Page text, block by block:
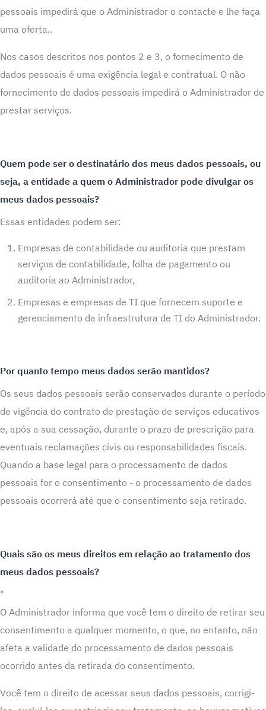
pessoais impedirá que o Administrador o contacte e lhe faça
uma oferta..
Nos casos descritos nos pontos 2 e 3, o fornecimento de
dados pessoais é uma exigência legal e contratual. O não
fornecimento de dados pessoais impedirá o Administrador de
prestar serviços.
Quem pode ser o destinatário dos meus dados pessoais, ou
seja, a entidade a quem o Administrador pode divulgar os
meus dados pessoais?
Essas entidades podem ser:
Empresas de contabilidade ou auditoria que prestam
serviços de contabilidade, folha de pagamento ou
auditoria ao Administrador,
Empresas e empresas de TI que fornecem suporte e
gerenciamento da infraestrutura de TI do Administrador.
Por quanto tempo meus dados serão mantidos?
Os seus dados pessoais serão conservados durante o período
de vigência do contrato de prestação de serviços educativos
e, após a sua cessação, durante o prazo de prescrição para
eventuais reclamações civis ou responsabilidades fiscais.
Quando a base legal para o processamento de dados
pessoais for o consentimento - o processamento de dados
pessoais ocorrerá até que o consentimento seja retirado.
Quais são os meus direitos em relação ao tratamento dos
meus dados pessoais?
"
O Administrador informa que você tem o direito de retirar seu
consentimento a qualquer momento, o que, no entanto, não
afeta a validade do processamento de dados pessoais
ocorrido antes da retirada do consentimento.
Você tem o direito de acessar seus dados pessoais, corrigi-